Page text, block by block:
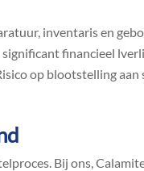
inventaris en
financieel
op blootstelling aan
Bij ons,